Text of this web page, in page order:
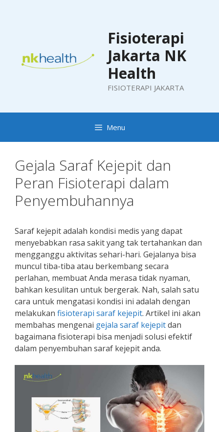
Fisioterapi
Jakarta NK
Health
FISIOTERAPI JAKARTA
Menu
Gejala Saraf Kejepit dan
Peran Fisioterapi dalam
Penyembuhannya
Saraf kejepit adalah kondisi medis yang dapat
menyebabkan rasa sakit yang tak tertahankan dan
mengganggu aktivitas sehari-hari. Gejalanya bisa
muncul tiba-tiba atau berkembang secara
perlahan, membuat Anda merasa tidak nyaman,
bahkan kesulitan untuk bergerak. Nah, salah satu
cara untuk mengatasi kondisi ini adalah dengan
melakukan fisioterapi saraf kejepit. Artikel ini akan
membahas mengenai gejala saraf kejepitdan
bagaimana fisioterapi bisa menjadi solusi efektif
dalam penyembuhan saraf kejepit anda.